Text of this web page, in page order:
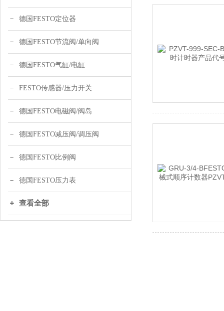
德国FESTO定位器
德国FESTO节流阀/单向阀
德国FESTO气缸/电缸
FESTO传感器/压力开关
德国FESTO电磁阀/阀岛
德国FESTO减压阀/调压阀
德国FESTO比例阀
德国FESTO压力表
查看全部